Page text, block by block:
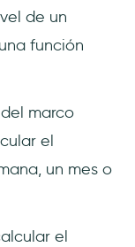
de un
función
marco
el
un mes o
el